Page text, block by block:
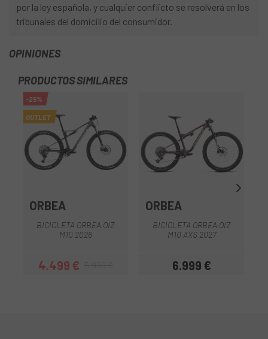
por la ley española, y cualquier conflicto se resolverá en los
tribunales del domicilio del consumidor.
OPINIONES
PRODUCTOS SIMILARES
-25%
OUTLET
ORBEA
BICICLETA ORBEA OIZ
M10 2026
Precio
4.499 €Precio regular
ORBEA
BICICLETA ORBEA OIZ
M10 AXS 2027
Precio
6.999 €